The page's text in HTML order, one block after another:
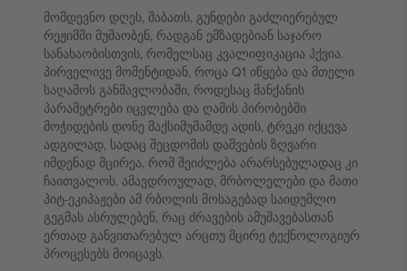
მომდევნო დღეს, შაბათს, გუნდები გაძლიერებულ
რეჟიმში მუშაობენ, რადგან ემზადებიან საჯარო
სანახაობისთვის, რომელსაც კვალიფიკაცია ჰქვია.
პირველივე მომენტიდან, როცა Q1 იწყება და მთელი
საღამოს განმავლობაში, როდესაც მანქანის
პარამეტრები იცვლება და ღამის პირობებში
მოჭიდების დონე მაქსიმუმამდე ადის, ტრეკი იქცევა
ადგილად, სადაც შეცდომის დაშვების ზღვარი
იმდენად მცირეა, რომ შეიძლება არარსებულადაც კი
ჩაითვალოს. ამავდროულად, მრბოლელები და მათი
პიტ-ეკიპაჟები ამ რბოლის მოსაგებად საიდუმლო
გეგმას ასრულებენ, რაც ძრავების ამუშავებასთან
ერთად განვითარებულ არცთუ მცირე ტექნოლოგიურ
პროცესებს მოიცავს.